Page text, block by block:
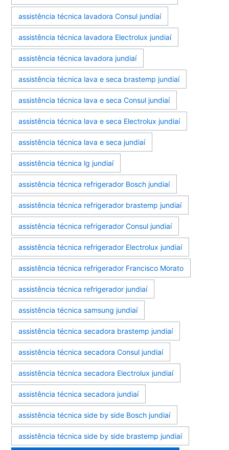
assistência técnica lavadora Consul jundiaí
assistência técnica lavadora Electrolux jundiaí
assistência técnica lavadora jundiaí
assistência técnica lava e seca brastemp jundiaí
assistência técnica lava e seca Consul jundiaí
assistência técnica lava e seca Electrolux jundiaí
assistência técnica lava e seca jundiaí
assistência técnica lg jundiaí
assistência técnica refrigerador Bosch jundiaí
assistência técnica refrigerador brastemp jundiaí
assistência técnica refrigerador Consul jundiaí
assistência técnica refrigerador Electrolux jundiaí
assistência técnica refrigerador Francisco Morato
assistência técnica refrigerador jundiaí
assistência técnica samsung jundiaí
assistência técnica secadora brastemp jundiaí
assistência técnica secadora Consul jundiaí
assistência técnica secadora Electrolux jundiaí
assistência técnica secadora jundiaí
assistência técnica side by side Bosch jundiaí
assistência técnica side by side brastemp jundiaí